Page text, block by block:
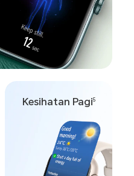
Kesihatan Pagi5